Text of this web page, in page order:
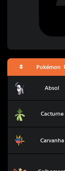
Pokémon
Absol
Cacturne
Carvanha